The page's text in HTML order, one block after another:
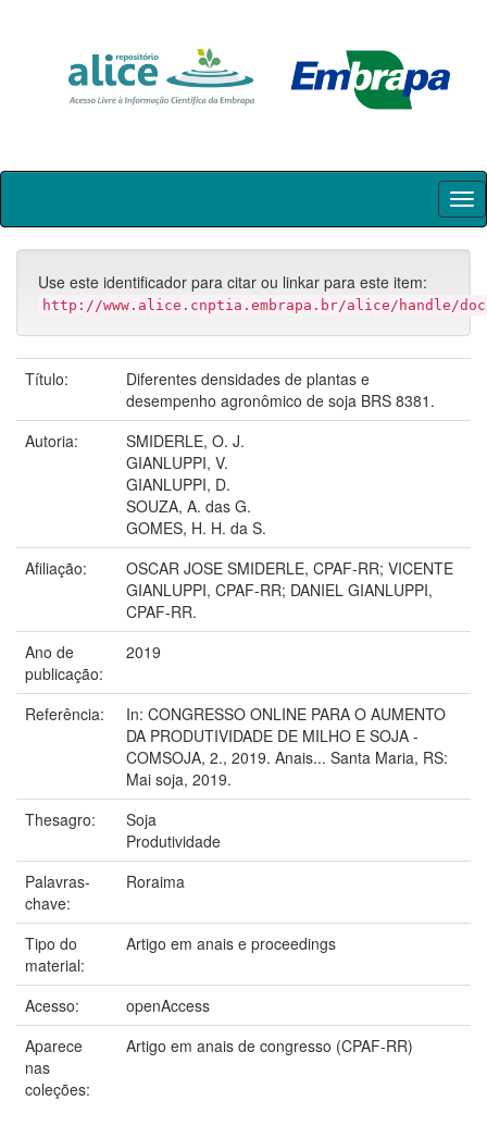
Skip
Use este identificador para citar ou linkar para este item:
http://www.alice.cnptia.embrapa.br/alice/handle/doc/
Título:
Diferentes densidades de plantas e
desempenho agronômico de soja BRS 8381.
Autoria:
SMIDERLE, O. J.
GIANLUPPI, V.
GIANLUPPI, D.
SOUZA, A. das G.
GOMES, H. H. da S.
Afiliação:
OSCAR JOSE SMIDERLE, CPAF-RR; VICENTE
GIANLUPPI, CPAF-RR; DANIEL GIANLUPPI,
CPAF-RR.
Ano de
publicação:
2019
Referência:
In: CONGRESSO ONLINE PARA O AUMENTO
DA PRODUTIVIDADE DE MILHO E SOJA -
COMSOJA, 2., 2019. Anais... Santa Maria, RS:
Mai soja, 2019.
Thesagro:
Soja
Produtividade
Palavras-
chave:
Roraima
Tipo do
material:
Artigo em anais e proceedings
Acesso:
openAccess
Aparece
nas
coleções:
Artigo em anais de congresso (CPAF-RR)